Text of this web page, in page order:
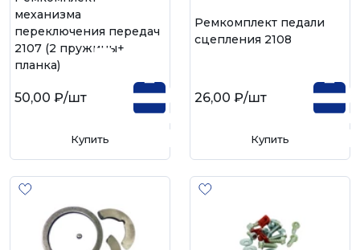
механизма
переключения передач
2107 (2 пружины+
планка)
50,00 ₽/шт
Купить
Ремкомплект педали
сцепления 2108
26,00 ₽/шт
Купить